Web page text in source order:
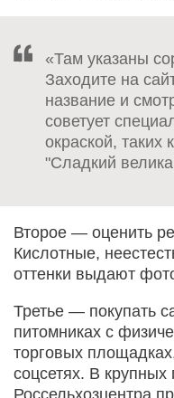
«Там указаны
Заходите на
название и
советует
окраской, таких
"Сладкий
Второе — оценить
Кислотные,
оттенки выдают
Третье — покупать
питомниках с
торговых
соцсетях. В